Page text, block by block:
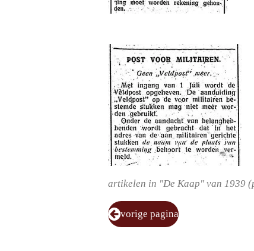
artikelen in "De Kaap" van 1939
vorige pagina